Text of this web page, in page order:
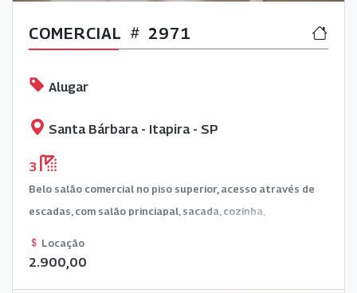
COMERCIAL 2971
Alugar
Santa Bárbara - Itapira - SP
Belo salão comercial no piso superior, acesso através de
escadas, com salão princiapal, sacada, cozinha,
mensais com IPTU incluso. Visitas mediante agendamento
Locação
2.900,00